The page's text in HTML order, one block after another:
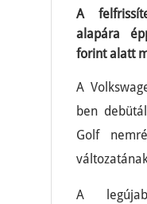
A
alapára
forint alatt
A
ben
Golf
A